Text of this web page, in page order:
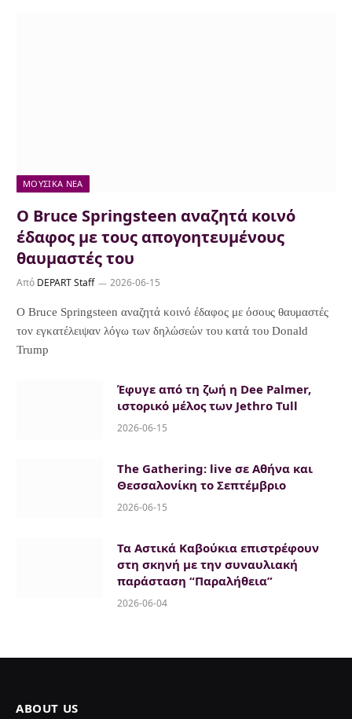
ΜΟΥΣΙΚΆ ΝΈΑ
Ο Bruce Springsteen αναζητά κοινό
έδαφος με τους απογοητευμένους
θαυμαστές του
Από DEPART Staff 2026-06-15
Ο Bruce Springsteen αναζητά κοινό έδαφος με όσους θαυμαστές
τον εγκατέλειψαν λόγω των δηλώσεών του κατά του Donald
Trump
Έφυγε από τη ζωή η Dee Palmer,
ιστορικό μέλος των Jethro Tull
2026-06-15
The Gathering: live σε Αθήνα και
Θεσσαλονίκη το Σεπτέμβριο
2026-06-15
Τα Αστικά Καβούκια επιστρέφουν
στη σκηνή με την συναυλιακή
παράσταση “Παραλήθεια”
2026-06-04
ABOUT US